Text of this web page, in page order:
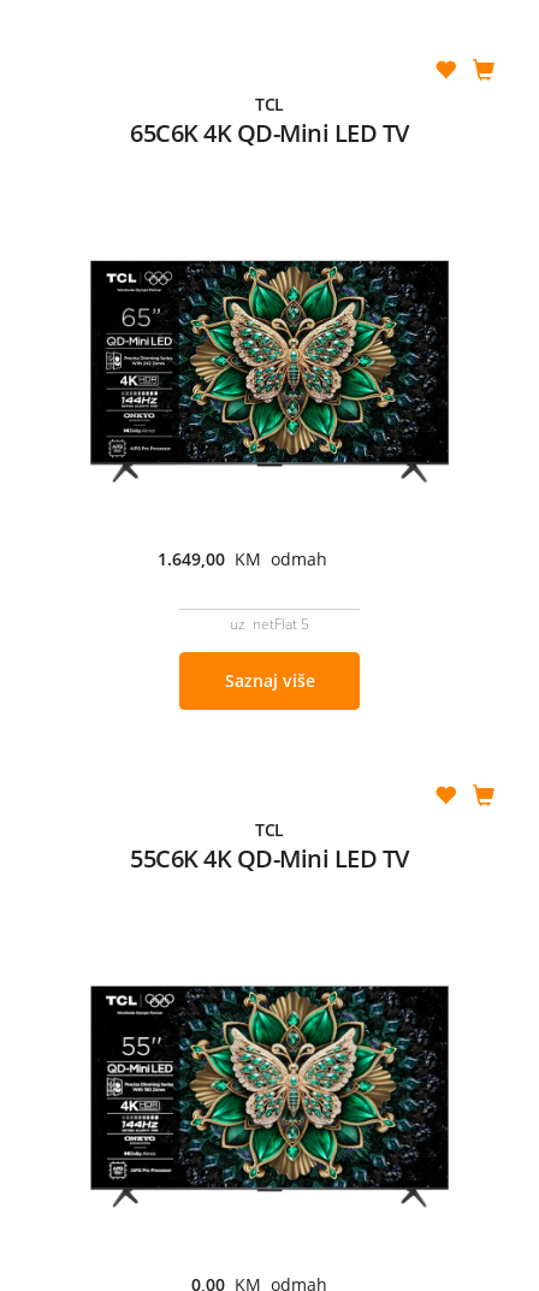
TCL
65C6K 4K QD-Mini LED TV
1.649,00 KM odmah
uz netFlat 5
Saznaj više
TCL
55C6K 4K QD-Mini LED TV
0,00 KM odmah